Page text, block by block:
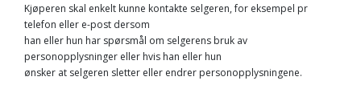
Kjøperen skal enkelt kunne kontakte selgeren, for eksempel pr
telefon eller e-post dersom
han eller hun har spørsmål om selgerens bruk av
personopplysninger eller hvis han eller hun
ønsker at selgeren sletter eller endrer personopplysningene.